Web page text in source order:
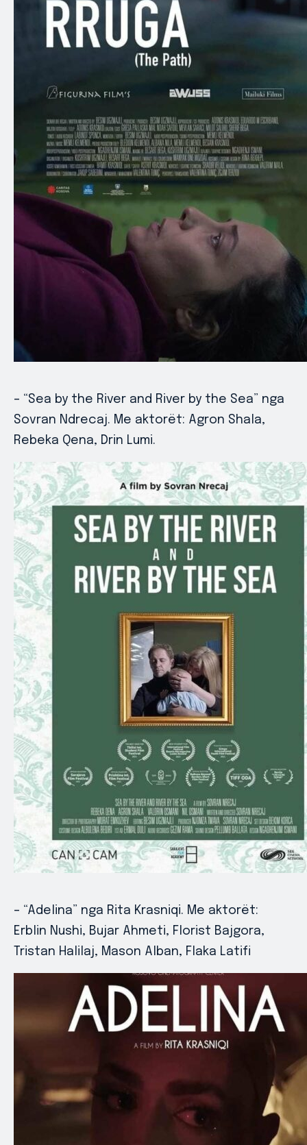
– “Sea by the River and River by the Sea” nga
Sovran Ndrecaj. Me aktorët: Agron Shala,
Rebeka Qena, Drin Lumi.
– “Adelina” nga Rita Krasniqi. Me aktorët:
Erblin Nushi, Bujar Ahmeti, Florist Bajgora,
Tristan Halilaj, Mason Alban, Flaka Latifi